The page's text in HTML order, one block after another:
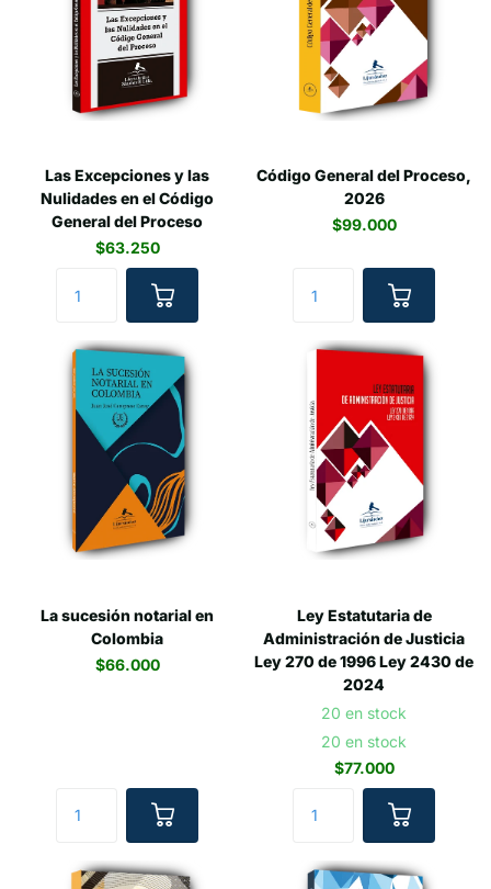
Las Excepciones y las
Nulidades en el Código
General del Proceso
$63.250
Código General del Proceso,
2026
$99.000
La sucesión notarial en
Colombia
$66.000
Ley Estatutaria de
Administración de Justicia
Ley 270 de 1996 Ley 2430 de
2024
20 en stock
20 en stock
$77.000